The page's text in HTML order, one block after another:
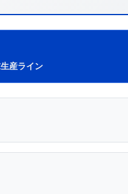
産ライン